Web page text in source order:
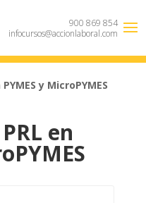
900 869 854
infocursos@accionlaboral.com
y MicroPYMES
en